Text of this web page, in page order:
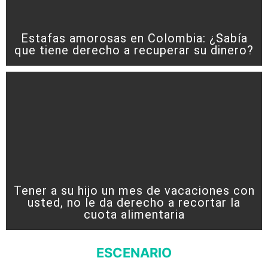
Estafas amorosas en Colombia: ¿Sabía
que tiene derecho a recuperar su dinero?
Tener a su hijo un mes de vacaciones con
usted, no le da derecho a recortar la
cuota alimentaria
ESCENARIO